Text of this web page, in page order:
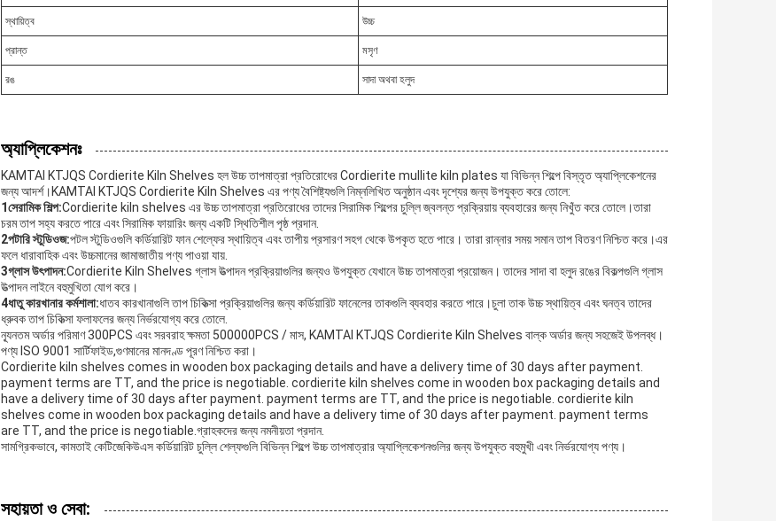
স্থায়িত্ব উচ্চ
প্রান্ত মসৃণ
রঙ সাদা অথবা হলুদ
অ্যাপ্লিকেশনঃ
KAMTAI KTJQS Cordierite Kiln Shelves হল উচ্চ তাপমাত্রা প্রতিরোধের Cordierite mullite kiln plates যা বিভিন্ন শিল্পে বিস্তৃত অ্যাপ্লিকেশনের
জন্য আদর্শ।KAMTAI KTJQS Cordierite Kiln Shelves এর পণ্য বৈশিষ্ট্যগুলি নিম্নলিখিত অনুষ্ঠান এবং দৃশ্যের জন্য উপযুক্ত করে তোলে:
1সেরামিক শিল্প:Cordierite kiln shelves এর উচ্চ তাপমাত্রা প্রতিরোধের তাদের সিরামিক শিল্পের চুল্লি জ্বলন্ত প্রক্রিয়ায় ব্যবহারের জন্য নিখুঁত করে তোলে।তারা
চরম তাপ সহ্য করতে পারে এবং সিরামিক ফায়ারিং জন্য একটি স্থিতিশীল পৃষ্ঠ প্রদান.
2পটারি স্টুডিওজ:পটল স্টুডিওগুলি কর্ডিয়ারিট ফান শেল্ফের স্থায়িত্ব এবং তাপীয় প্রসারণ সহগ থেকে উপকৃত হতে পারে। তারা রান্নার সময় সমান তাপ বিতরণ নিশ্চিত করে।এর
ফলে ধারাবাহিক এবং উচ্চমানের জামাজাতীয় পণ্য পাওয়া যায়.
3গ্লাস উৎপাদন:Cordierite Kiln Shelves গ্লাস উত্পাদন প্রক্রিয়াগুলির জন্যও উপযুক্ত যেখানে উচ্চ তাপমাত্রা প্রয়োজন। তাদের সাদা বা হলুদ রঙের বিকল্পগুলি গ্লাস
উত্পাদন লাইনে বহুমুখিতা যোগ করে।
4ধাতু কারখানার কর্মশালা:ধাতব কারখানাগুলি তাপ চিকিত্সা প্রক্রিয়াগুলির জন্য কর্ডিয়ারিট ফানেলের তাকগুলি ব্যবহার করতে পারে।চুলা তাক উচ্চ স্থায়িত্ব এবং ঘনত্ব তাদের
ধ্রুবক তাপ চিকিত্সা ফলাফলের জন্য নির্ভরযোগ্য করে তোলে.
ন্যূনতম অর্ডার পরিমাণ 300PCS এবং সরবরাহ ক্ষমতা 500000PCS / মাস, KAMTAI KTJQS Cordierite Kiln Shelves বাল্ক অর্ডার জন্য সহজেই উপলব্ধ।
পণ্য ISO 9001 সার্টিফাইড,গুণমানের মানদণ্ড পূরণ নিশ্চিত করা।
Cordierite kiln shelves comes in wooden box packaging details and have a delivery time of 30 days after payment.
payment terms are TT, and the price is negotiable. cordierite kiln shelves come in wooden box packaging details and
have a delivery time of 30 days after payment. payment terms are TT, and the price is negotiable. cordierite kiln
shelves come in wooden box packaging details and have a delivery time of 30 days after payment. payment terms
are TT, and the price is negotiable.গ্রাহকদের জন্য নমনীয়তা প্রদান.
সামগ্রিকভাবে, কামতাই কেটিজেকিউএস কর্ডিয়ারিট চুল্লি শেল্ফগুলি বিভিন্ন শিল্পে উচ্চ তাপমাত্রার অ্যাপ্লিকেশনগুলির জন্য উপযুক্ত বহুমুখী এবং নির্ভরযোগ্য পণ্য।
সহায়তা ও সেবা: